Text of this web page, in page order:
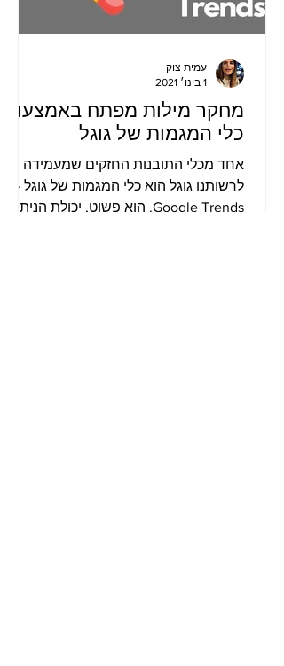
מחקר מילות מפתח באמצעות
כלי המגמות של גוגל
אחד מכלי התובנות החזקים שמעמידה
לרשותנו גוגל הוא כלי המגמות של גוגל -
Google Trends. הוא פשוט, יכולת הניתוח
עמית צוק
1 בינו׳ 2021